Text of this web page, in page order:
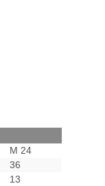
M 24
36
13